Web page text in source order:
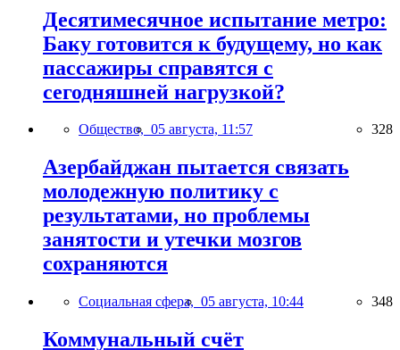
Десятимесячное испытание метро:
Баку готовится к будущему, но как
пассажиры справятся с
сегодняшней нагрузкой?
Общество, 05 августа, 11:57 328
Азербайджан пытается связать
молодежную политику с
результатами, но проблемы
занятости и утечки мозгов
сохраняются
Социальная сфера, 05 августа, 10:44 348
Коммунальный счёт